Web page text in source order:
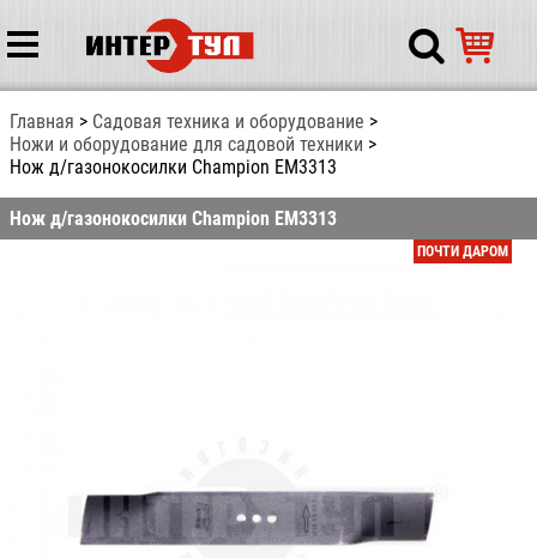
Главная
Садовая техника и оборудование
Ножи и оборудование для садовой техники
Нож д/газонокосилки Champion EM3313
Нож д/газонокосилки Champion EM3313
ПОЧТИ ДАРОМ